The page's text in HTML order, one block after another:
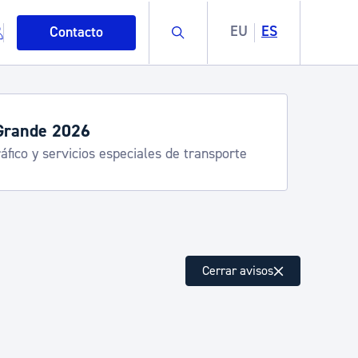
Contacto Buscar EU ES
y medioambiente
2026
y servicios especiales de transporte
Cerrar avisos